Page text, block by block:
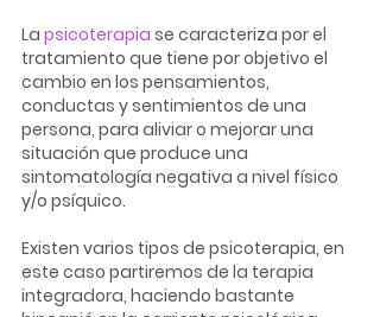
La psicoterapia se caracteriza por el
tratamiento que tiene por objetivo el
cambio en los pensamientos,
conductas y sentimientos de una
persona, para aliviar o mejorar una
situación que produce una
sintomatología negativa a nivel físico
y/o psíquico.
Existen varios tipos de psicoterapia, en
este caso partiremos de la terapia
integradora, haciendo bastante